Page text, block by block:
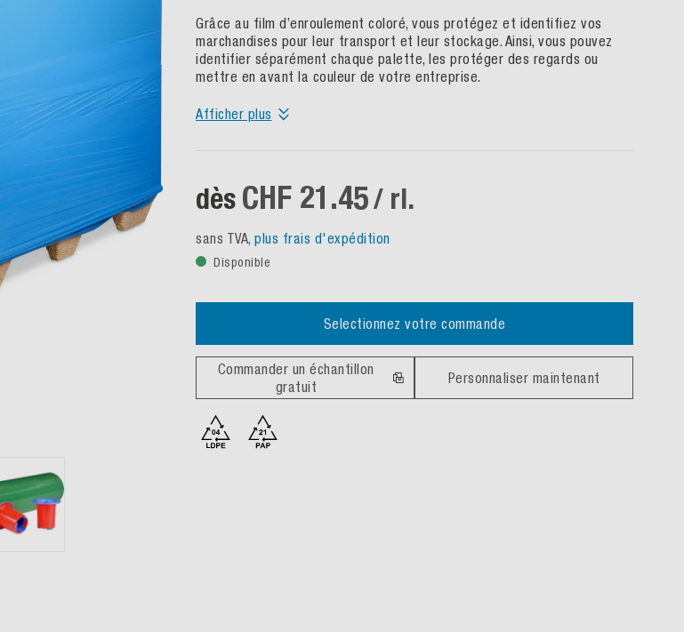
Grâce au film d’enroulement coloré, vous protégez et identifiez vos
marchandises pour leur transport et leur stockage. Ainsi, vous pouvez
identifier séparément chaque palette, les protéger des regards ou
mettre en avant la couleur de votre entreprise.
Afficher plus
dès CHF 21.45/ rl.
sans TVA, plus frais d'expédition
Disponible
Selectionnez votre commande
Commander un échantillon
gratuit
Personnaliser maintenant